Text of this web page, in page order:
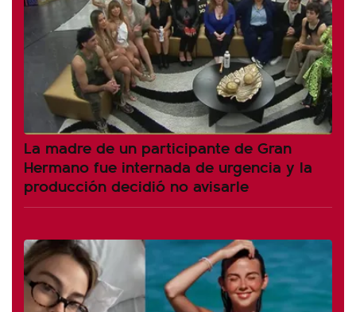
La madre de un participante de Gran
Hermano fue internada de urgencia y la
producción decidió no avisarle